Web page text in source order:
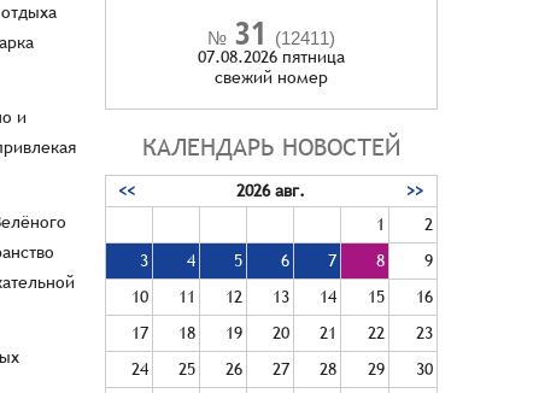
и
№ 31 (12411)
07.08.2026 пятница
cвежий номер
КАЛЕНДАРЬ НОВОСТЕЙ
<< 2026 авг.
>>
1
2
3
4 5 6 7 8
9
10
11 12 13 14 15
16
17
18 19 20 21 22
23
24
25 26 27 28 29
30